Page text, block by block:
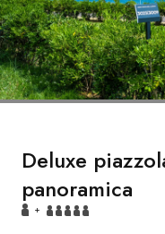
Deluxe
panoramica
+